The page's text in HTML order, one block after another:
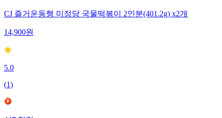
CJ 즐거운동행 미정당 국물떡볶이 2인분(401.2g) x2개
14,900원
5.0
(1)